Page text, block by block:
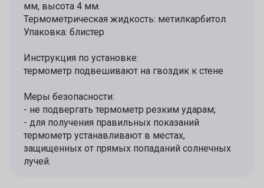
мм, высота 4 мм.
Термометрическая жидкость: метилкарбитол.
Упаковка: блистер
Инструкция по установке:
термометр подвешивают на гвоздик к стене
Меры безопасности:
- не подвергать термометр резким ударам;
- для получения правильных показаний
термометр устанавливают в местах,
защищенных от прямых попаданий солнечных
лучей.